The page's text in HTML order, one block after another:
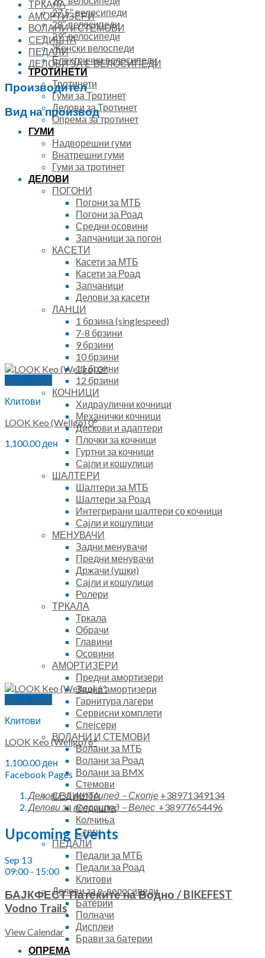
27.5″ велосипеди
28″ велосипеди
29″ велосипеди
Женски велоспеди
Електрични велосипеди
ТРОТИНЕТИ
Тротинети
Гуми за Тротинет
Делови за Тротинет
Опрема за тротинет
ГУМИ
Надворешни гуми
Внатрешни гуми
Гуми за тротинет
ДЕЛОВИ
ПОГОНИ
Погони за МТБ
Погони за Роад
Средни осовини
Запчаници за погон
КАСЕТИ
Касети за МТБ
Касети за Роад
Запчаници
Делови за касети
ЛАНЦИ
1 брзина (singlespeed)
7-8 брзини
9 брзини
10 брзини
11 брзини
12 брзини
КОЧНИЦИ
Хидраулични кочници
Механички кочници
Дискови и адаптери
Плочки за кочници
Гуртни за кочници
Сајли и кошулици
ШАЛТЕРИ
Шалтери за МТБ
Шалтери за Роад
Интегрирани шалтери со кочници
Сајли и кошулици
МЕНУВАЧИ
Задни менувачи
Предни менувачи
Држачи (ушки)
Сајли и кошулици
Ролери
ТРКАЛА
Тркала
Обрачи
Главини
Осовини
АМОРТИЗЕРИ
Предни амортизери
Задни амортизери
Гарнитура лагери
Сервисни комплети
Спејсери
ВОЛАНИ И СТЕМОВИ
Волани за МТБ
Волани за Роад
Волани за BMX
Стемови
СЕДИШТА
Седишта
Колчиња
Стеги
ПЕДАЛИ
Педали за МТБ
Педали за Роад
Клитови
Делови за е-велосипеди
Батерии
Полначи
Дисплеи
Брави за батерии
ОПРЕМА
ТРКАЛА
АМОРТИЗЕРИ
ВОЛАНИ и СТЕМОВИ
СЕДИШТА
ПЕДАЛИ
ДЕЛОВИ ЗА E-ВЕЛОСИПЕДИ
Производител
Вид на производ
Quick View
Клитови
LOOK Keo (Wellgo) 0°
1,100.00ден
Quick View
Клитови
LOOK Keo (Wellgo) 6°
1,100.00ден
Facebook Pages
Делови за велосипед – Скопје +38971349134
Делови за велосипед – Велес +38977654496
Upcoming Events
Sep 13
09:00- 15:00
БАЈКФЕСТ Патеките на Водно / BIKEFEST
Vodno Trails
View Calendar